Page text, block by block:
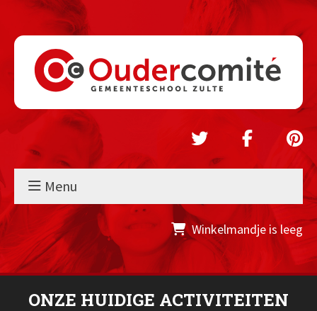
Menu
Winkelmandje is leeg
ONZE HUIDIGE ACTIVITEITEN